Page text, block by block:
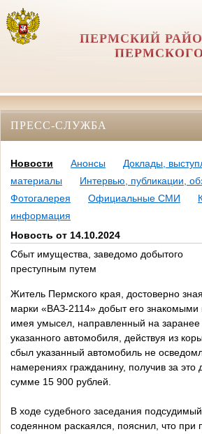
ПЕРМСКИЙ
ПРЕСС-СЛУЖБА
Новости Анонсы
Доклады,
материалы
Интервью, публикации,
Фотогалерея
Официальные СМИ
информация
Новость от 14.10.2024
Сбыт имущества, заведомо добытого
преступным путем
Житель Пермского края, достоверно
марки «ВАЗ-2114» добыт его знакомыми
имея умысел, направленный на
указанного автомобиля, действуя из
сбыл указанный автомобиль не
намерениях гражданину, получив за это
сумме 15 900 рублей.
В ходе судебного заседания
содеянном раскаялся, пояснил, что при